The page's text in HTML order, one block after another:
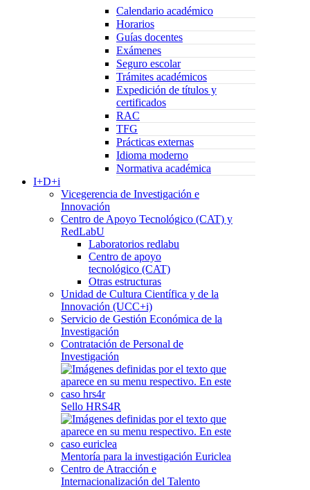
Calendario académico
Horarios
Guías docentes
Exámenes
Seguro escolar
Trámites académicos
Expedición de títulos y
certificados
RAC
TFG
Prácticas externas
Idioma moderno
Normativa académica
I+D+i
Vicegerencia de Investigación e
Innovación
Centro de Apoyo Tecnológico (CAT) y
RedLabU
Laboratorios redlabu
Centro de apoyo
tecnológico (CAT)
Otras estructuras
Unidad de Cultura Científica y de la
Innovación (UCC+i)
Servicio de Gestión Económica de la
Investigación
Contratación de Personal de
Investigación
Sello HRS4R
Mentoría para la investigación Euriclea
Centro de Atracción e
Internacionalización del Talento